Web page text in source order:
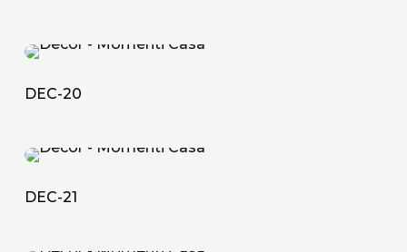
DEC-
DEC-20
DEC-
DEC-21